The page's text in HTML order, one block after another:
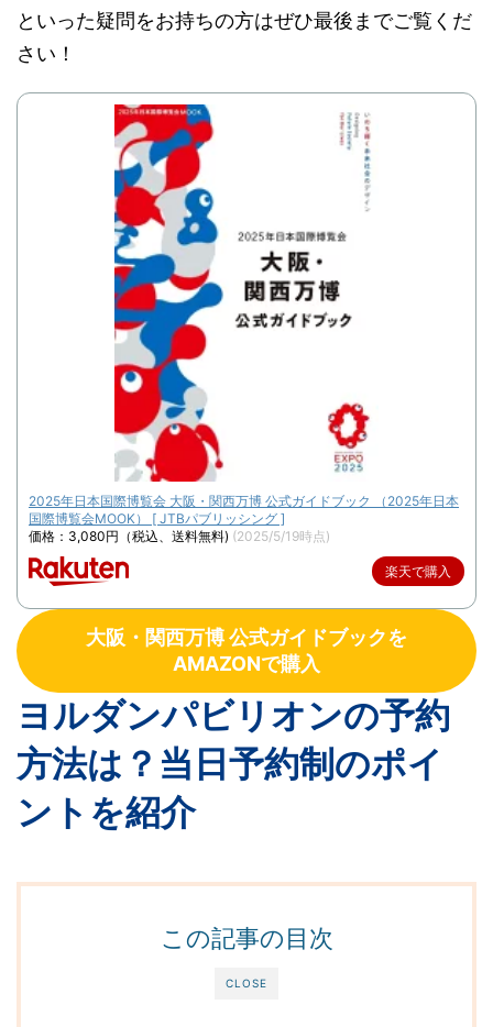
といった疑問をお持ちの方はぜひ最後までご覧くだ
さい！
2025年日本国際博覧会 大阪・関西万博 公式ガイドブック （2025年日本
国際博覧会MOOK） [ JTBパブリッシング ]
価格：3,080円（税込、送料無料) (2025/5/19時点)
楽天で購入
大阪・関西万博 公式ガイドブックを
AMAZONで購入
ヨルダンパビリオンの予約
方法は？当日予約制のポイ
ントを紹介
CLOSE
この記事の目次